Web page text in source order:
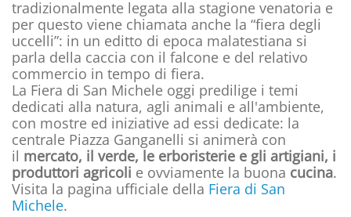
tradizionalmente legata alla stagione venatoria e
per questo viene chiamata anche la “fiera degli
uccelli”: in un editto di epoca malatestiana si
parla della caccia con il falcone e del relativo
commercio in tempo di fiera.
La Fiera di San Michele oggi predilige i temi
dedicati alla natura, agli animali e all'ambiente,
con mostre ed iniziative ad essi dedicate: la
centrale Piazza Ganganelli si animerà con
il mercato, il verde, le erboristerie e gli artigiani, i
produttori agricoli e ovviamente la buona cucina.
Visita la pagina ufficiale della Fiera di San
Michele.